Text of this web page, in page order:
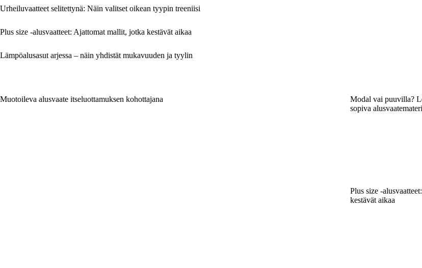
Urheiluvaatteet selitettynä: Näin valitset oikean tyypin treeniisi
Plus size -alusvaatteet: Ajattomat mallit, jotka kestävät aikaa
Lämpöalusasut arjessa – näin yhdistät mukavuuden ja tyylin
Muotoileva alusvaate itseluottamuksen kohottajana
Modal vai puuvilla?
sopiva
Plus size -
kestävät aikaa